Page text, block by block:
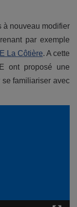
à nouveau modifier
par exemple
La Côtière. A cette
ont proposé une
familiariser avec